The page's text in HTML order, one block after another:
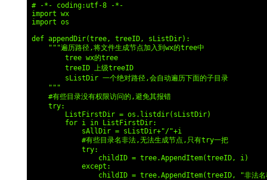
# -*- coding:utf-8 -*-
import wx
import os
def appendDir(tree, treeID, sListDir):
    """遍历路径,将文件生成节点加入到wx的tree中
        tree wx的tree
        treeID 上级treeID
        sListDir 一个绝对路径,会自动遍历下面的子目录
    """
    #有些目录没有权限访问的,避免其报错
    try:
        ListFirstDir = os.listdir(sListDir)
        for i in ListFirstDir:
            sAllDir = sListDir+"/"+i
            #有些目录名非法,无法生成节点,只有try一把
            try:
                childID = tree.AppendItem(treeID, i)
            except:
childID = tree.AppendItem(treeID, "非法名